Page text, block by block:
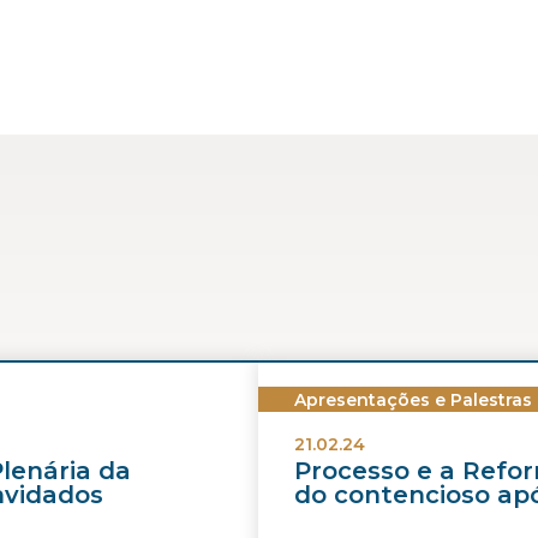
da
Apresentações e Palestras
21.02.24
Processo e a
do contencioso